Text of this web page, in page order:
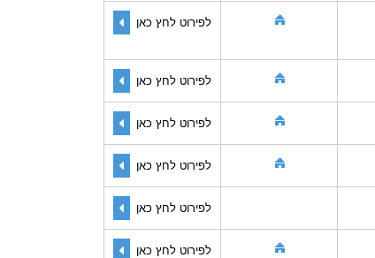
לפירוט לחץ כאן
לפירוט לחץ כאן
לפירוט לחץ כאן
לפירוט לחץ כאן
לפירוט לחץ כאן
לפירוט לחץ כאן